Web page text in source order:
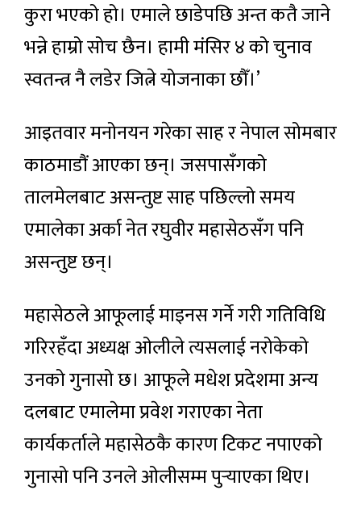
कुरा भएको हो। एमाले छाडेपछि अन्त कतै जाने
भन्ने हाम्रो सोच छैन। हामी मंसिर ४ को चुनाव
स्वतन्त्र नै लडेर जित्ने योजनाका छौँ।’
आइतवार मनोनयन गरेका साह र नेपाल सोमबार
काठमाडौं आएका छन्। जसपासँगको
तालमेलबाट असन्तुष्ट साह पछिल्लो समय
एमालेका अर्का नेत रघुवीर महासेठसँग पनि
असन्तुष्ट छन्।
महासेठले आफूलाई माइनस गर्ने गरी गतिविधि
गरिरहँदा अध्यक्ष ओलीले त्यसलाई नरोकेको
उनको गुनासो छ। आफूले मधेश प्रदेशमा अन्य
दलबाट एमालेमा प्रवेश गराएका नेता
कार्यकर्ताले महासेठकै कारण टिकट नपाएको
गुनासो पनि उनले ओलीसम्म पुर्‍याएका थिए।